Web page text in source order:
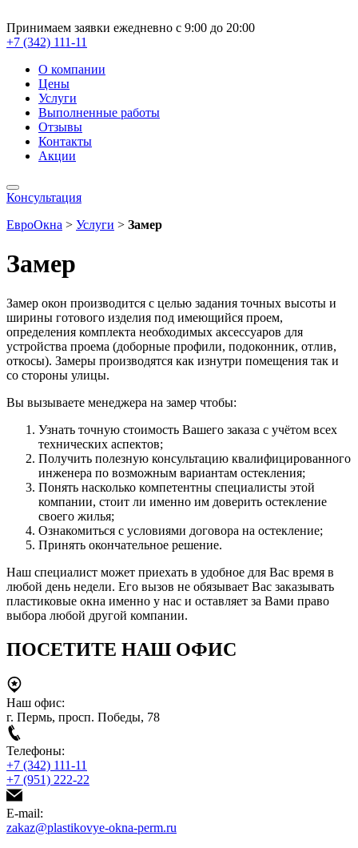
Принимаем заявки ежедневно с 9:00 до 20:00
+7 (342) 111-11
О компании
Цены
Услуги
Выполненные работы
Отзывы
Контакты
Акции
Консультация
ЕвроОкна > Услуги > Замер
Замер
Замер окон производится с целью задания точных высоты и
ширины готового изделия под имеющийся проем,
определения комплекта необходимых аксессуаров для
устройства проема (доборные профили, подоконник, отлив,
откосы). Замеры производятся как изнутри помещения так и
со стороны улицы.
Вы вызываете менеджера на замер чтобы:
Узнать точную стоимость Вашего заказа с учётом всех
технических аспектов;
Получить полезную консультацию квалифицированного
инженера по возможным вариантам остекления;
Понять насколько компетентны специалисты этой
компании, стоит ли именно им доверить остекление
своего жилья;
Ознакомиться с условиями договора на остекление;
Принять окончательное решение.
Наш специалист может приехать в удобное для Вас время в
любой день недели. Его вызов не обязывает Вас заказывать
пластиковые окна именно у нас и оставляет за Вами право
выбора любой другой компании.
ПОСЕТИТЕ НАШ ОФИС
Наш офис:
г. Пермь, просп. Победы, 78
Телефоны:
+7 (342) 111-11
+7 (951) 222-22
E-mail:
zakaz@plastikovye-okna-perm.ru